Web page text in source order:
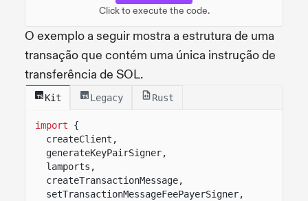
Click to execute the code.
O exemplo a seguir mostra a estrutura de uma
transação que contém uma única instrução de
transferência de SOL.
Kit Legacy Rust
import
{
createClient,
generateKeyPairSigner,
lamports,
createTransactionMessage,
setTransactionMessageFeePayerSigner,